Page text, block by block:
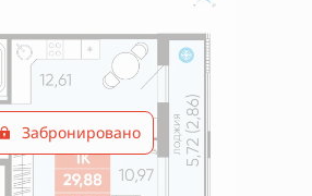
Забронировано